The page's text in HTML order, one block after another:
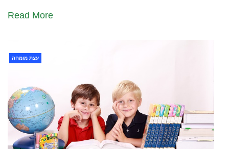
Read More
עצת מומחה